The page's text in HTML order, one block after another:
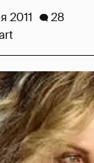
2011
28